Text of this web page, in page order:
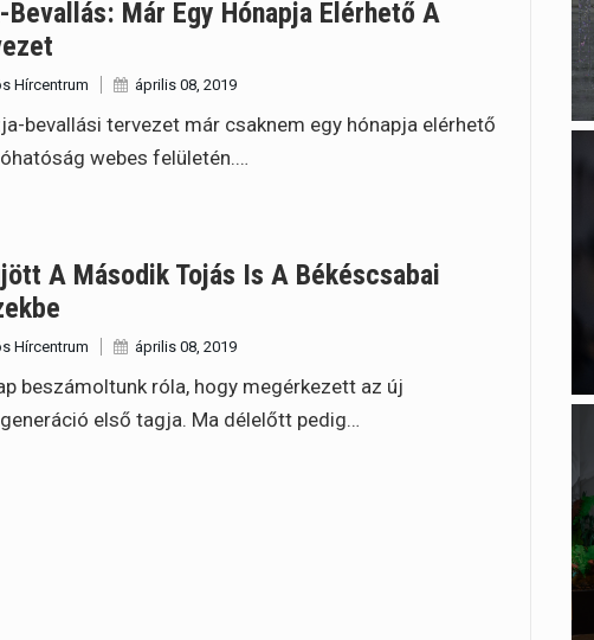
Bevallás: Már Egy Hónapja Elérhető A
Hírcentrum április 08, 2019
bevallási tervezet már csaknem egy hónapja elérhető
webes felületén.…
A Második Tojás Is A Békéscsabai
Hírcentrum április 08, 2019
beszámoltunk róla, hogy megérkezett az új
első tagja. Ma délelőtt pedig…